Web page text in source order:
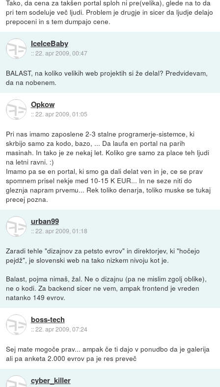
Tako, da cena za takšen portal sploh ni pre(velika), glede na to da
pri tem sodeluje več ljudi. Problem je drugje in sicer da ljudje delajo
prepoceni in s tem dumpajo cene.
IceIceBaby
::22. apr 2009, 00:47
BALAST, na koliko velikih web projektih si že delal? Predvidevam,
da na nobenem.
Opkow
::22. apr 2009, 01:05
Pri nas imamo zaposlene 2-3 stalne programerje-sistemce, ki
skrbijo samo za kodo, bazo, ... Da laufa en portal na parih
masinah. In tako je ze nekaj let. Koliko gre samo za place teh ljudi
na letni ravni. :)
Imamo pa se en portal, ki smo ga dali delat ven in je, ce se prav
spomnem prisel nekje med 10-15 K EUR... In ne seze niti do
gleznja napram prvemu... Rek toliko denarja, toliko muske se tukaj
precej pozna.
urban99
::22. apr 2009, 01:18
Zaradi tehle "dizajnov za petsto evrov" in direktorjev, ki "hočejo
pejdž", je slovenski web na tako nizkem nivoju kot je.
Balast, pojma nimaš, žal. Ne o dizajnu (pa ne mislim zgolj oblike),
ne o kodi. Za backend sicer ne vem, ampak frontend je vreden
natanko 149 evrov.
boss-tech
::22. apr 2009, 07:24
Sej mate mogoče prav... ampak če ti dajo v ponudbo da je galerija
ali pa anketa 2.000 evrov pa je res preveč
cyber_killer